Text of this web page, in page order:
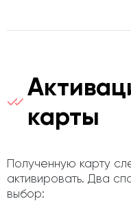
карты
Полученную карту
активировать. Два
выбор: